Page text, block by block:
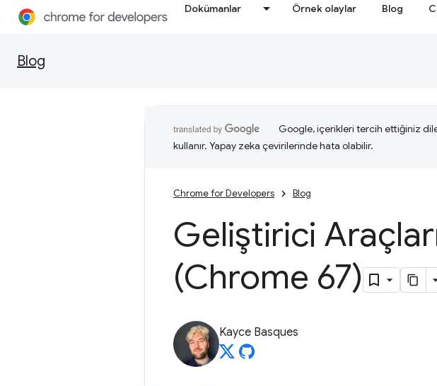
Dokümanlar Örnek olaylar Blog
Blog
Google, içerikleri tercih ettiğiniz
kullanır. Yapay zeka çevirilerinde hata olabilir.
Chrome for Developers Blog
Geliştirici
(Chrome 67)
Kayce Basques